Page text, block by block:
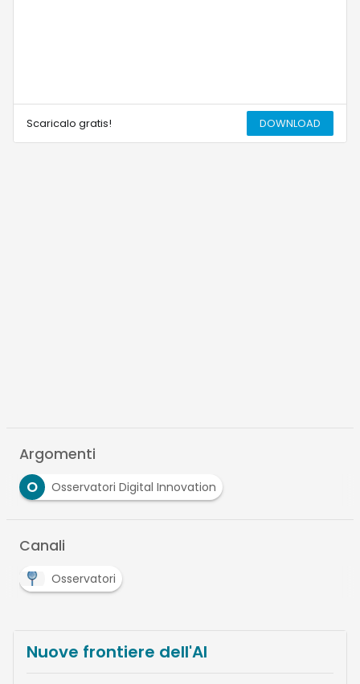
Scaricalo gratis! DOWNLOAD
Argomenti
O
Osservatori Digital Innovation
Canali
Osservatori
Nuove frontiere dell'AI